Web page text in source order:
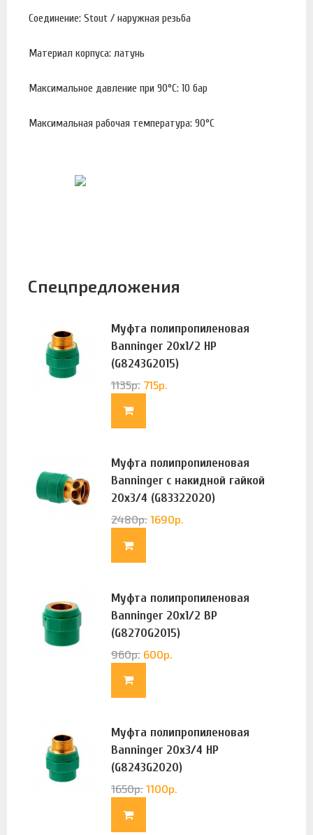
Соединение: Stout / наружная резьба
Материал корпуса: латунь
Максимальное давление при 90°С: 10 бар
Максимальная рабочая температура: 90°С
Спецпредложения
Муфта полипропиленовая
Banninger 20х1/2 НР
(G8243G2015)
1135р. 715р.
Муфта полипропиленовая
Banninger с накидной гайкой
20х3/4 (G83322020)
2480р. 1690р.
Муфта полипропиленовая
Banninger 20х1/2 ВР
(G8270G2015)
960р. 600р.
Муфта полипропиленовая
Banninger 20х3/4 НР
(G8243G2020)
1650р. 1100р.